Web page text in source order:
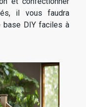
il vous faudra
base DIY faciles à